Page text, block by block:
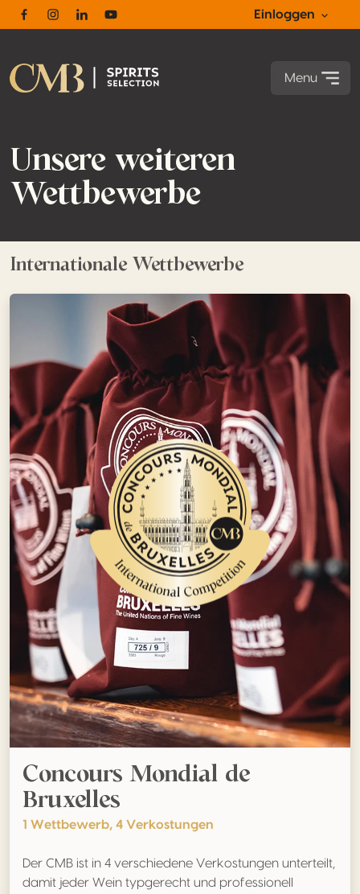
FacebookInstagram
LinkedinYoutube
Einloggen
Menu
Unsere weiteren
Wettbewerbe
Internationale Wettbewerbe
Concours Mondial de
Bruxelles
1 Wettbewerb, 4 Verkostungen
Der CMB ist in 4 verschiedene Verkostungen unterteilt,
damit jeder Wein typgerecht und professionell